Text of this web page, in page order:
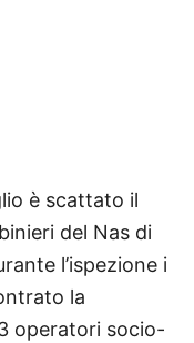
è scattato il
del Nas di
l’ispezione i
la
operatori socio-